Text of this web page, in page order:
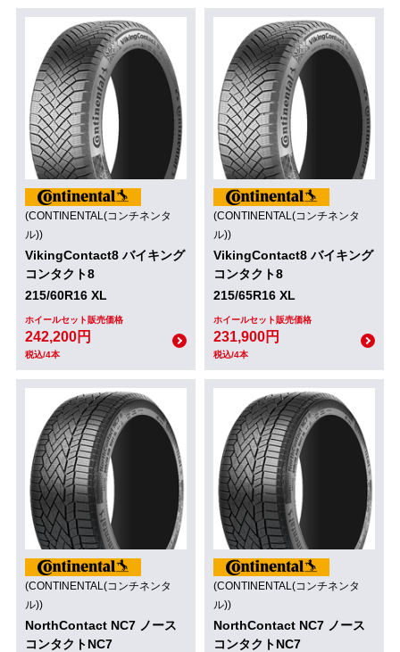
(CONTINENTAL(コンチネンタ
ル))
VikingContact8 バイキング
コンタクト8
215/60R16 XL
ホイールセット販売価格
242,200円
税込/4本
(CONTINENTAL(コンチネンタ
ル))
VikingContact8 バイキング
コンタクト8
215/65R16 XL
ホイールセット販売価格
231,900円
税込/4本
(CONTINENTAL(コンチネンタ
ル))
NorthContact NC7 ノース
コンタクトNC7
(CONTINENTAL(コンチネンタ
ル))
NorthContact NC7 ノース
コンタクトNC7